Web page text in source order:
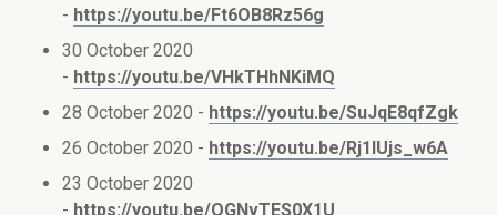
- https://youtu.be/Ft6OB8Rz56g
30 October 2020
- https://youtu.be/VHkTHhNKiMQ
28 October 2020 - https://youtu.be/SuJqE8qfZgk
26 October 2020 - https://youtu.be/Rj1IUjs_w6A
23 October 2020
- https://youtu.be/OGNvTES0X1U